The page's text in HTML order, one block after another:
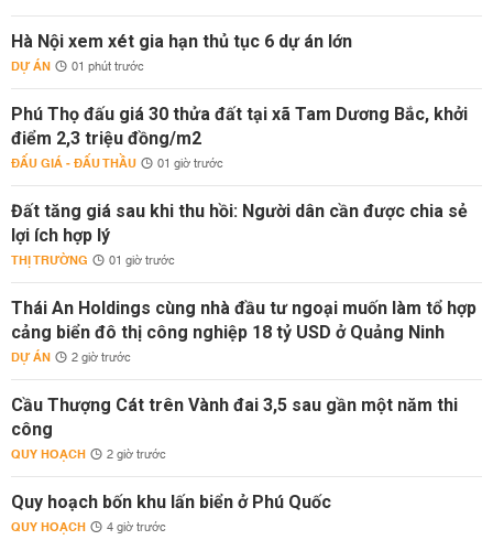
Hà Nội xem xét gia hạn thủ tục 6 dự án lớn
DỰ ÁN 01 phút trước
Phú Thọ đấu giá 30 thửa đất tại xã Tam Dương Bắc, khởi
điểm 2,3 triệu đồng/m2
ĐẤU GIÁ - ĐẤU THẦU 01 giờ trước
Đất tăng giá sau khi thu hồi: Người dân cần được chia sẻ
lợi ích hợp lý
THỊ TRƯỜNG 01 giờ trước
Thái An Holdings cùng nhà đầu tư ngoại muốn làm tổ hợp
cảng biển đô thị công nghiệp 18 tỷ USD ở Quảng Ninh
DỰ ÁN 2 giờ trước
Cầu Thượng Cát trên Vành đai 3,5 sau gần một năm thi
công
QUY HOẠCH 2 giờ trước
Quy hoạch bốn khu lấn biển ở Phú Quốc
QUY HOẠCH 4 giờ trước